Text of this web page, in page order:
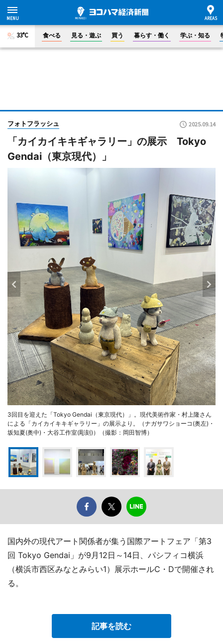
33°C 食べる 見る・遊ぶ 買う 暮らす・働く 学ぶ・知る
フォトフラッシュ 2025.09.14
「カイカイキキギャラリー」の展示 Tokyo
Gendai（東京現代）」
3回目を迎えた「Tokyo Gendai（東京現代）」。現代美術作家・村上隆さん
による「カイカイキキギャラリー」の展示より。（ナガサワショーコ(奥左)・
坂知夏(奥中)・大谷工作室(彫刻)）（撮影：岡田智博）
国内外の現代アート関係者が集う国際アートフェア「第3
回 Tokyo Gendai」が9月12日～14日、パシフィコ横浜
（横浜市西区みなとみらい1）展示ホールC・Dで開催され
る。
記事を読む